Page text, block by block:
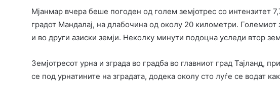
Мјанмар вчера беше погоден од голем земјотрес со интензитет
градот Мандалај, на длабочина од околу 20 километри. Големиот
и во други азиски земји. Неколку минути подоцна уследи втор
Земјотресот урна и зграда во градба во главниот град Тајланд,
се под урнатините на зградата, додека околу сто луѓе се водат